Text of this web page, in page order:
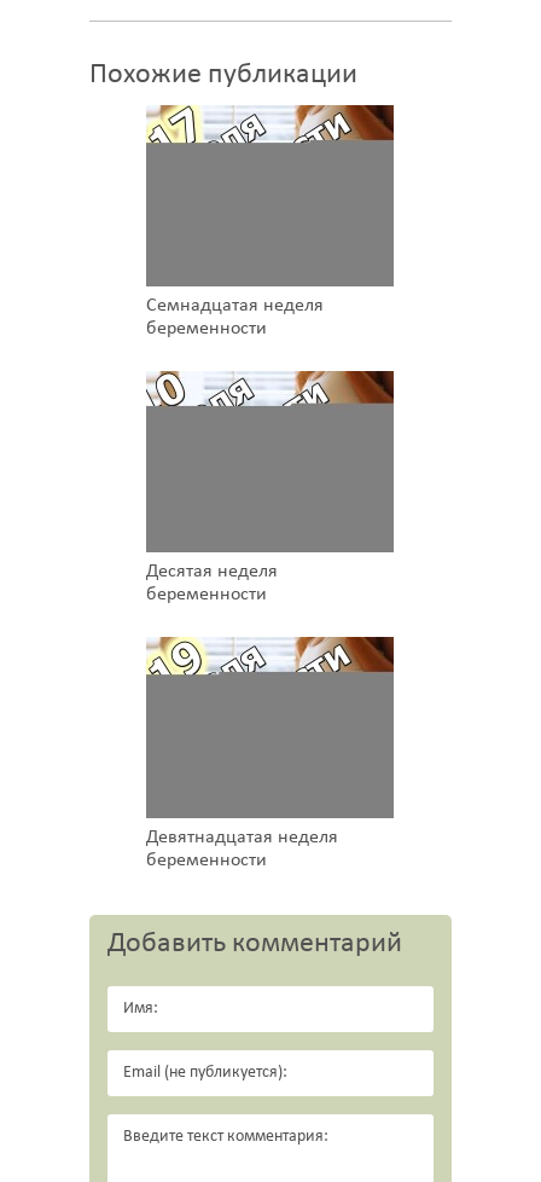
Похожие публикации
Семнадцатая неделя
беременности
Десятая неделя
беременности
Девятнадцатая неделя
беременности
Добавить комментарий